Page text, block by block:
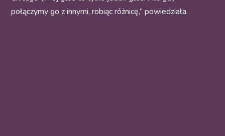
połączymy go z innymi, robiąc różnicę,” powiedziała.